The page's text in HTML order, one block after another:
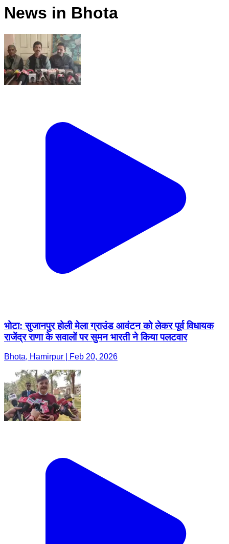
News in Bhota
भोटा: सुजानपुर होली मेला ग्राउंड आवंटन को लेकर पूर्व विधायक
राजेंद्र राणा के सवालों पर सुमन भारती ने किया पलटवार
Bhota, Hamirpur | Feb 20, 2026